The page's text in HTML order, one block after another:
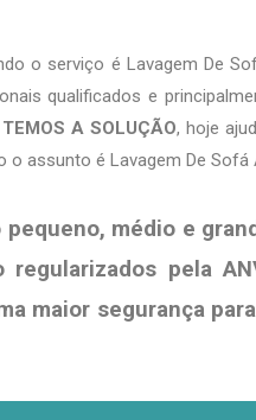
o serviço é Lavagem De
qualificados e
TEMOS A SOLUÇÃO, hoje
o assunto é Lavagem De Sofá
pequeno, médio e
pela
maior segurança